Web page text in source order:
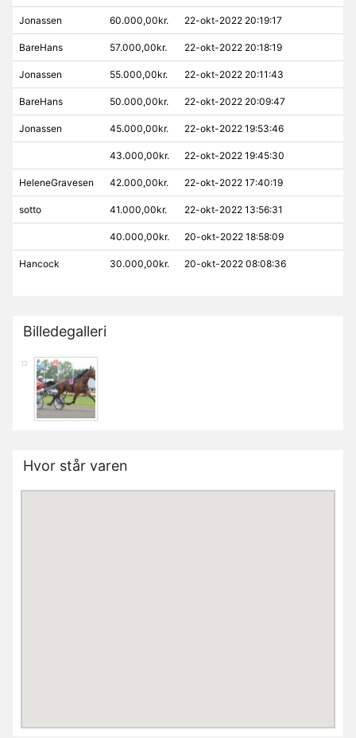
Jonassen 60.000,00kr. 22-okt-2022 20:19:17
BareHans 57.000,00kr. 22-okt-2022 20:18:19
Jonassen 55.000,00kr. 22-okt-2022 20:11:43
BareHans 50.000,00kr. 22-okt-2022 20:09:47
Jonassen 45.000,00kr. 22-okt-2022 19:53:46
43.000,00kr. 22-okt-2022 19:45:30
HeleneGravesen 42.000,00kr. 22-okt-2022 17:40:19
sotto 41.000,00kr. 22-okt-2022 13:56:31
40.000,00kr. 20-okt-2022 18:58:09
Hancock 30.000,00kr. 20-okt-2022 08:08:36
Billedegalleri
Hvor står varen